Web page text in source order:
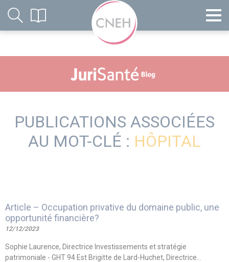
PUBLICATIONS ASSOCIÉES
AU MOT-CLÉ : HÔPITAL
Article – Occupation privative du domaine public, une
opportunité financière?
12/12/2023
Sophie Laurence, Directrice Investissements et stratégie
patrimoniale - GHT 94 Est Brigitte de Lard-Huchet, Directrice...